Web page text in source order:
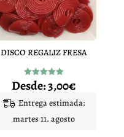
pueden
elegir
en
la
de
producto
DISCO REGALIZ FRESA
Valorado
con
de 5
Desde:3,00€
Entrega estimada:
martes 11. agosto